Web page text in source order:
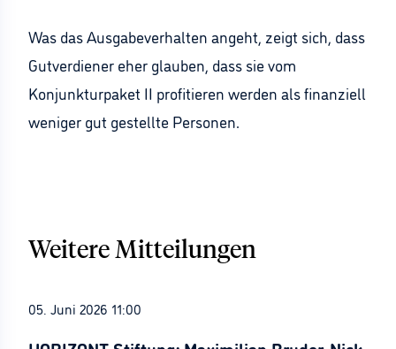
Was das Ausgabeverhalten angeht, zeigt sich, dass
Gutverdiener eher glauben, dass sie vom
Konjunkturpaket II profitieren werden als finanziell
weniger gut gestellte Personen.
Weitere Mitteilungen
05. Juni 2026 11:00